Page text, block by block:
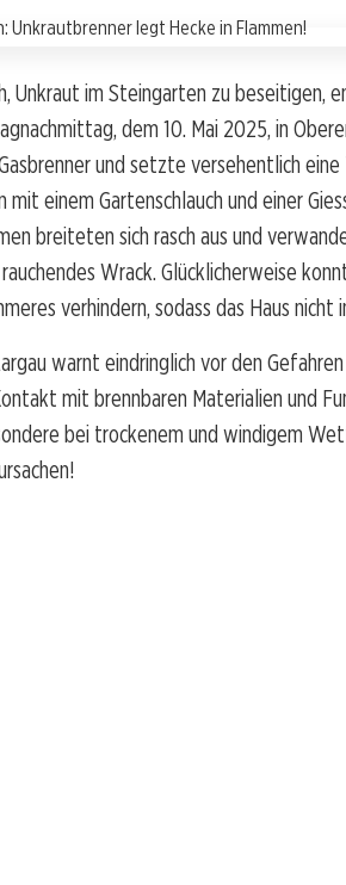
Unkraut im Steingarten zu beseitigen,
dem 10. Mai 2025, in
und setzte versehentlich
mit einem Gartenschlauch und einer
breiteten sich rasch aus und
Wrack. Glücklicherweise
verhindern, sodass das Haus nicht
warnt eindringlich vor den
mit brennbaren Materialien und
bei trockenem und windigem